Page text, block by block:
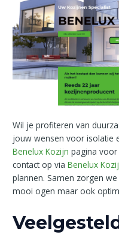
Wil je profiteren van
jouw wensen voor isolatie
Benelux Kozijn pagina
contact op viaBenelux
plannen. Samen zorgen
mooi ogen maar ook